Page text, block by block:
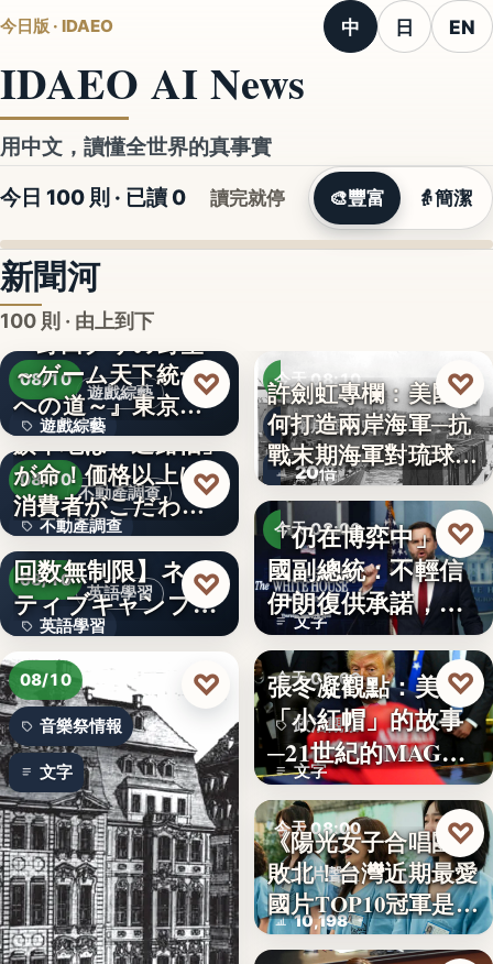
今日版 · IDAEO 中 日 EN
IDAEO AI News
用中文，讀懂全世界的真事實
今日 100 則 · 已讀 0 讀完就停 🎨豐富 👵簡潔
新聞河
100 則 · 由上到下
遊戲綜藝
08/10
遊戲綜藝
2
『野田クリの野望
～ゲーム天下統一
への道～』東京ゲ
ームショ…
♡
不動產調查
08/10
不動產調查
57.4%
旗竿地は「通路幅」
が命！価格以上に
消費者がこだわる
絶対条…
♡
英語學習
08/10
英語學習
文字
【英会話レッスン
回数無制限】ネイ
ティブキャンプ、
レッスン…
♡
08/10
音樂祭情報
文字
♡
今天 08:10
兩岸海軍史
20倍
許劍虹專欄：美國如
何打造兩岸海軍─抗
戰末期海軍對琉球的
覬…
♡
今天 08:00
美伊關係
文字
「仍在博弈中」 美
國副總統：不輕信
伊朗復供承諾，外
交、經…
♡
今天 08:00
政治觀察
文字
張冬凝觀點：美國
「小紅帽」的故事
─21世紀的MAGA
有沒…
♡
今天 08:00
國片聲量
10,198
《陽光女子合唱團》
敗北！台灣近期最愛
國片TOP10冠軍是…
♡